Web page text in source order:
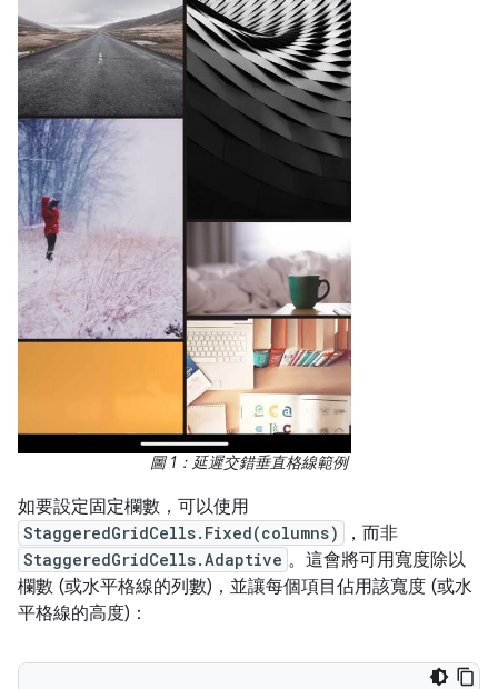
圖 1：延遲交錯垂直格線範例
如要設定固定欄數，可以使用
StaggeredGridCells.Fixed(columns) ，而非
StaggeredGridCells.Adaptive 。這會將可用寬度除以
欄數 (或水平格線的列數)，並讓每個項目佔用該寬度 (或水
平格線的高度)：